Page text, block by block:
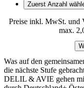
Zuerst Anzahl
Preise inkl. MwSt. und
max.
Was auf den
die nächste Stufe
DELIL & AVIE gehen